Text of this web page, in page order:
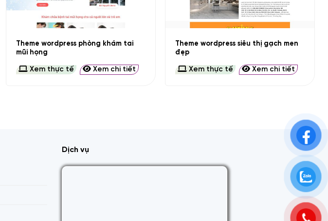
Theme wordpress phòng khám tai
mũi họng
Xem thực tế Xem chi tiết
Theme wordpress siêu thị gạch men
đẹp
Xem thực tế Xem chi tiết
Dịch vụ